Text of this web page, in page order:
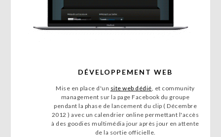
DÉVELOPPEMENT WEB
Mise en place d'un site web dédié , et community
management sur la page Facebook du groupe
pendant la phase de lancement du clip ( Décembre
2012 ) avec un calendrier online permettant l'accès
à des goodies multimédia jour après jour en attente
de la sortie officielle.